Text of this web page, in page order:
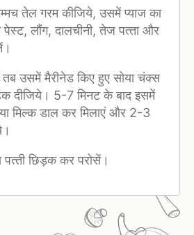
तेल गरम कीजिये, उसमें प्‍याज का
लौंग, दालचीनी, तेज पत्‍ता और
तब उसमें मैरीनेड किए हुए सोया चंक्‍स
दीजिये। 5-7 मिनट के बाद इसमें
मिल्‍क डाल कर मिलाएं और 2-3
पत्‍ती छिड़क कर परोसें।